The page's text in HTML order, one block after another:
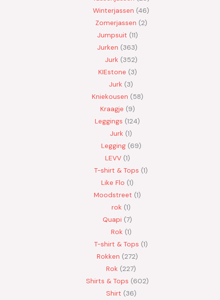
Winterjassen 46
Zomerjassen 2
Jumpsuit 11
Jurken 363
Jurk 352
KIEstone 3
Jurk 3
Kniekousen 58
Kraagje 9
Leggings 124
Jurk 1
Legging 69
LEVV 1
T-shirt & Tops 1
Like Flo 1
Moodstreet 1
rok 1
Quapi 7
Rok 1
T-shirt & Tops 1
Rokken 272
Rok 227
Shirts & Tops 602
Shirt 36